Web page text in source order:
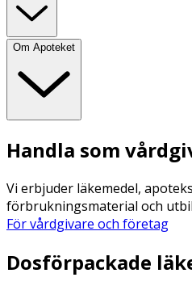
Om Apoteket
Handla som
Vi erbjuder läkemedel,
förbrukningsmaterial och
För vårdgivare och företag
Dosförpackade